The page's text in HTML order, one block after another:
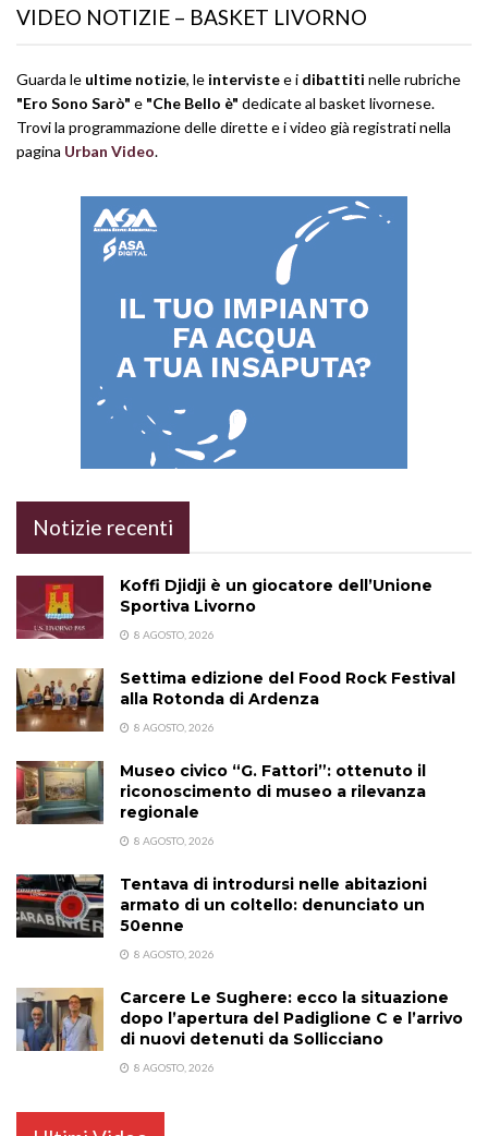
VIDEO NOTIZIE – BASKET LIVORNO
Guarda le ultime notizie, le intervistee i dibattiti nelle rubriche
"Ero Sono Sarò" e "Che Bello è" dedicate al basket livornese.
Trovi la programmazione delle dirette e i video già registrati nella
pagina Urban Video.
Notizie recenti
Koffi Djidji è un giocatore dell’Unione
Sportiva Livorno
8 AGOSTO, 2026
Settima edizione del Food Rock Festival
alla Rotonda di Ardenza
8 AGOSTO, 2026
Museo civico “G. Fattori”: ottenuto il
riconoscimento di museo a rilevanza
regionale
8 AGOSTO, 2026
Tentava di introdursi nelle abitazioni
armato di un coltello: denunciato un
50enne
8 AGOSTO, 2026
Carcere Le Sughere: ecco la situazione
dopo l’apertura del Padiglione C e l’arrivo
di nuovi detenuti da Sollicciano
8 AGOSTO, 2026